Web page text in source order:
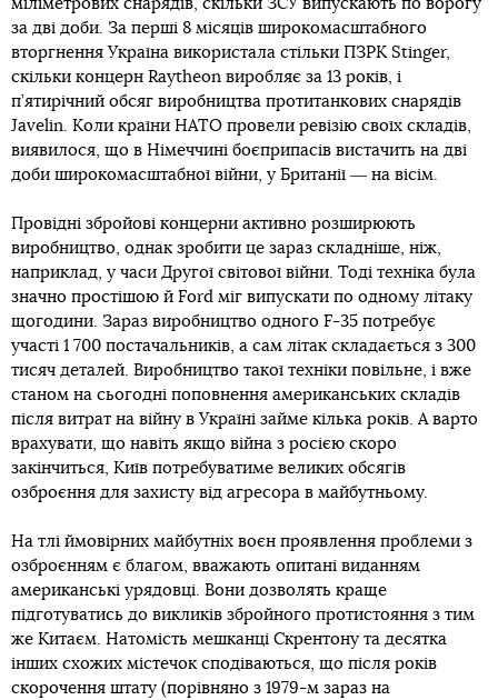
міліметрових снарядів, скільки ЗСУ випускають по ворогу
за дві доби. За перші 8 місяців широкомасштабного
вторгнення Україна використала стільки ПЗРК Stinger,
скільки концерн Raytheon виробляє за 13 років, і
п’ятирічний обсяг виробництва протитанкових снарядів
Javelin. Коли країни НАТО провели ревізію своїх складів,
виявилося, що в Німеччині боєприпасів вистачить на дві
доби широкомасштабної війни, у Британії ― на вісім.
Провідні збройові концерни активно розширюють
виробництво, однак зробити це зараз складніше, ніж,
наприклад, у часи Другої світової війни. Тоді техніка була
значно простішою й Ford міг випускати по одному літаку
щогодини. Зараз виробництво одного F-35 потребує
участі 1 700 постачальників, а сам літак складається з 300
тисяч деталей. Виробництво такої техніки повільне, і вже
станом на сьогодні поповнення американських складів
після витрат на війну в Україні займе кілька років. А варто
врахувати, що навіть якщо війна з росією скоро
закінчиться, Київ потребуватиме великих обсягів
озброєння для захисту від агресора в майбутньому.
На тлі ймовірних майбутніх воєн проявлення проблеми з
озброєнням є благом, вважають опитані виданням
американські урядовці. Вони дозволять краще
підготуватись до викликів збройного протистояння з тим
же Китаєм. Натомість мешканці Скрентону та десятка
інших схожих містечок сподіваються, що після років
скорочення штату (порівняно з 1979-м зараз на